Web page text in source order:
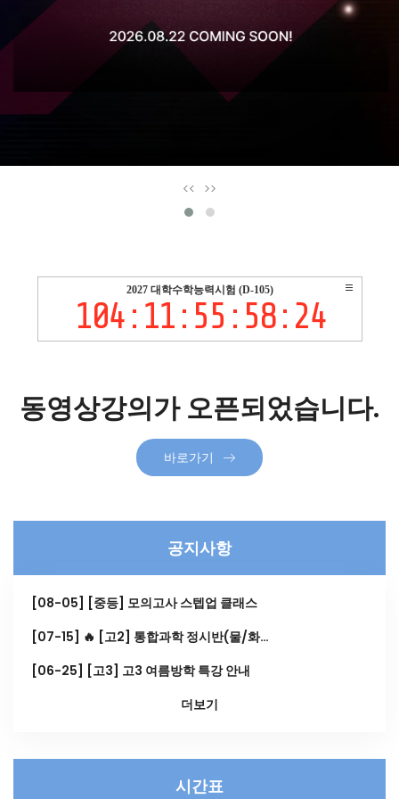
<< >>
동영상강의가 오픈되었습니다.
바로가기
공지사항
[08-05] [중등] 모의고사 스텝업 클래스
[07-15] 🔥 [고2] 통합과학 정시반(물/화…
[06-25] [고3] 고3 여름방학 특강 안내
더보기
시간표